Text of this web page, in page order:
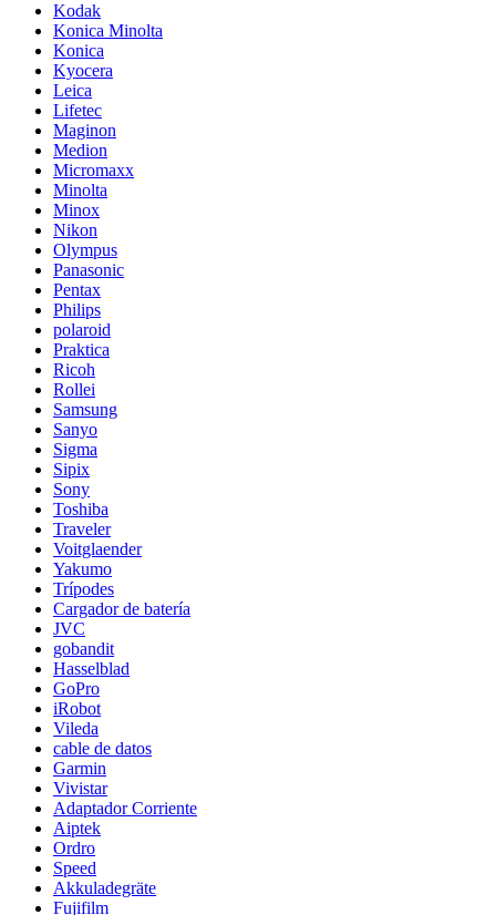
Kodak
Konica Minolta
Konica
Kyocera
Leica
Lifetec
Maginon
Medion
Micromaxx
Minolta
Minox
Nikon
Olympus
Panasonic
Pentax
Philips
polaroid
Praktica
Ricoh
Rollei
Samsung
Sanyo
Sigma
Sipix
Sony
Toshiba
Traveler
Voitglaender
Yakumo
Trípodes
Cargador de batería
JVC
gobandit
Hasselblad
GoPro
iRobot
Vileda
cable de datos
Garmin
Vivistar
Adaptador Corriente
Aiptek
Ordro
Speed
Akkuladegräte
Fujifilm